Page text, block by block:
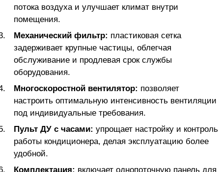
потока воздуха и улучшает климат внутри
помещения.
Механический фильтр: пластиковая сетка
задерживает крупные частицы, облегчая
обслуживание и продлевая срок службы
оборудования.
Многоскоростной вентилятор: позволяет
настроить оптимальную интенсивность вентиляции
под индивидуальные требования.
Пульт ДУ с часами: упрощает настройку и контроль
работы кондиционера, делая эксплуатацию более
удобной.
Комплектация: включает однопоточную панель для